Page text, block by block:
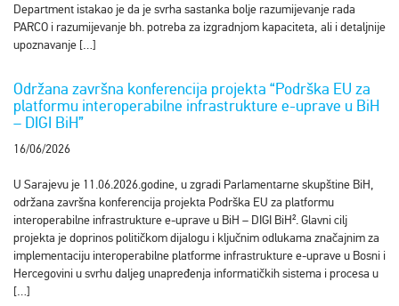
Department istakao je da je svrha sastanka bolje razumijevanje rada
PARCO i razumijevanje bh. potreba za izgradnjom kapaciteta, ali i detaljnije
upoznavanje […]
Održana završna konferencija projekta “Podrška EU za
platformu interoperabilne infrastrukture e-uprave u BiH
– DIGI BiH”
16/06/2026
U Sarajevu je 11.06.2026.godine, u zgradi Parlamentarne skupštine BiH,
održana završna konferencija projekta Podrška EU za platformu
interoperabilne infrastrukture e-uprave u BiH – DIGI BiH². Glavni cilj
projekta je doprinos političkom dijalogu i ključnim odlukama značajnim za
implementaciju interoperabilne platforme infrastrukture e-uprave u Bosni i
Hercegovini u svrhu daljeg unapređenja informatičkih sistema i procesa u
[…]